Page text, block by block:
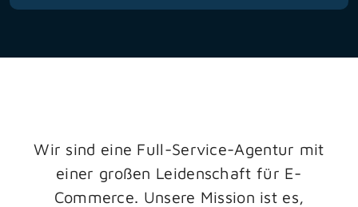
Wir sind eine Full-Service-Agentur mit
einer großen Leidenschaft für E-
Commerce. Unsere Mission ist es,